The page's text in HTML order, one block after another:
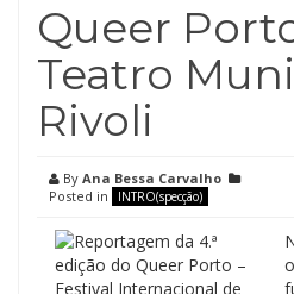
Queer
Teatro
Rivoli
By Ana Bessa Carvalho
Posted in
INTRO(specção)